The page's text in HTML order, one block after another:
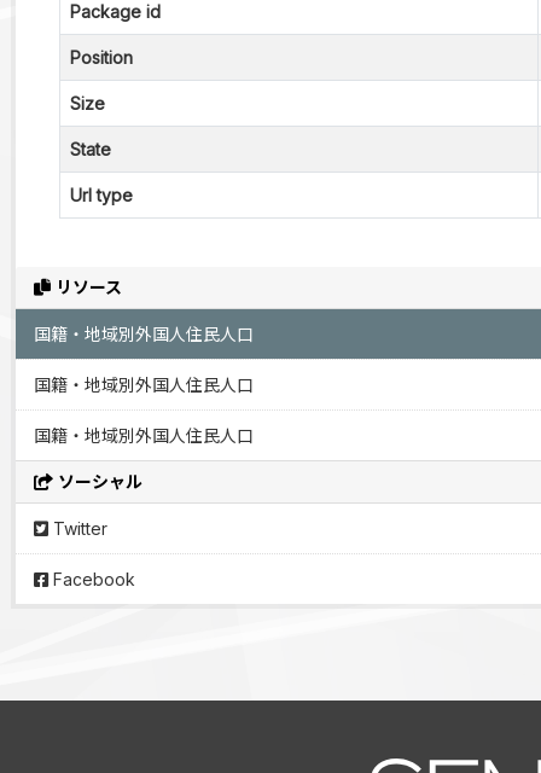
リソース
国籍・地域別外国人住民人口
国籍・地域別外国人住民人口
国籍・地域別外国人住民人口
ソーシャル
Twitter
Facebook
Package id
Position
Size
State
Url type